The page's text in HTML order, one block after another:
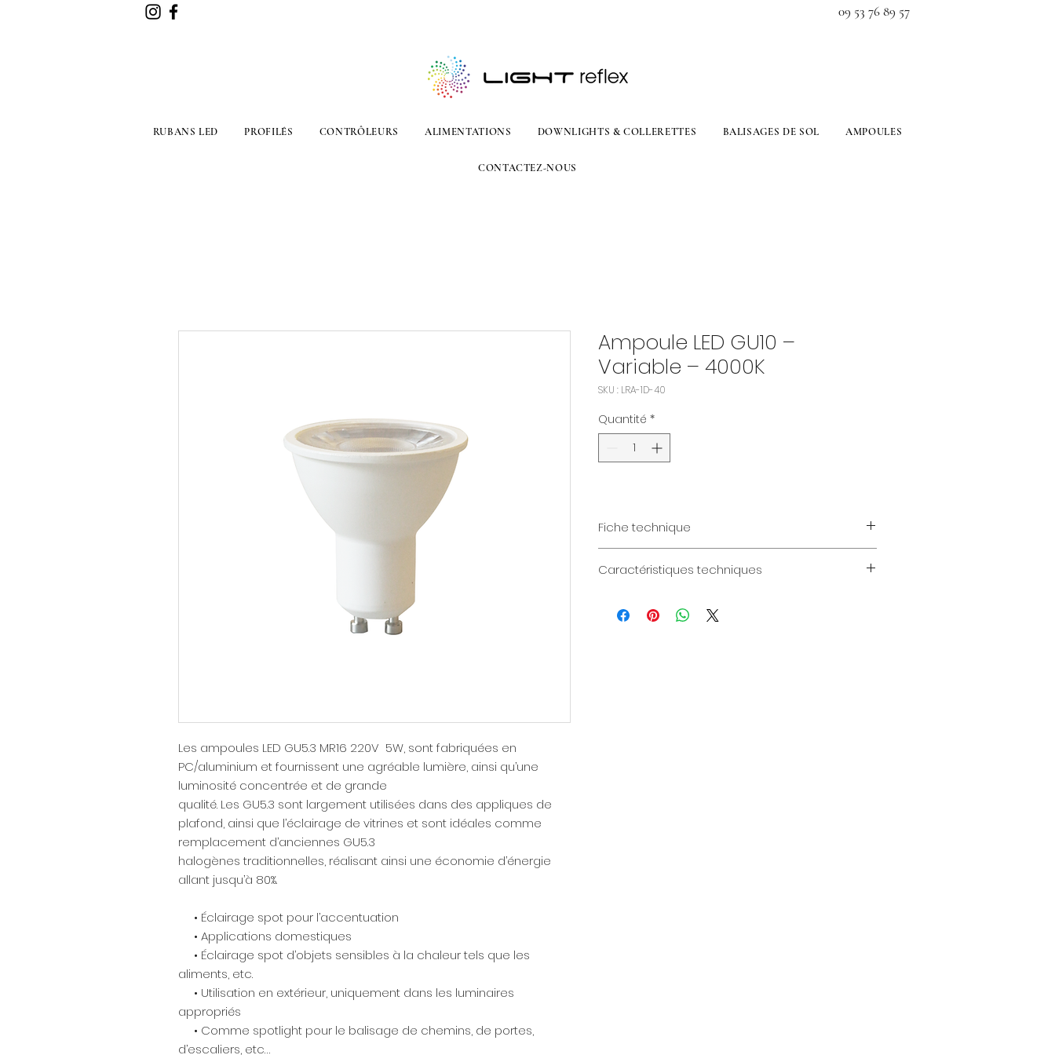
09 53 76 89 57
Les ampoules LED GU5.3 MR16 220V 5W, sont fabriquées en
PC/aluminium et fournissent une agréable lumière, ainsi qu’une
luminosité concentrée et de grande
qualité. Les GU5.3 sont largement utilisées dans des appliques de
plafond, ainsi que l’éclairage de vitrines et sont idéales comme
remplacement d’anciennes GU5.3
halogènes traditionnelles, réalisant ainsi une économie d’énergie
allant jusqu’à 80%.
• Éclairage spot pour l’accentuation
• Applications domestiques
• Éclairage spot d’objets sensibles à la chaleur tels que les
aliments, etc.
• Utilisation en extérieur, uniquement dans les luminaires
appropriés
• Comme spotlight pour le balisage de chemins, de portes,
d’escaliers, etc…
Ampoule LED GU10 –
Variable – 4000K
SKU : LRA-1D-40
Quantité *
Fiche technique
Caractéristiques techniques
Angle: 38 °
RUBANS LED PROFILÉS CONTRÔLEURS ALIMENTATIONS DOWNLIGHTS & COLLERETTES BALISAGES DE SOL AMPOULES
CONTACTEZ-NOUS